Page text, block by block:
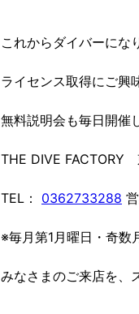
これからダイバーに
ライセンス取得にご興
無料説明会も毎日開催
THE DIVE FACTORY
TEL： 0362733288
※毎月第1月曜日・奇数
みなさまのご来店を、